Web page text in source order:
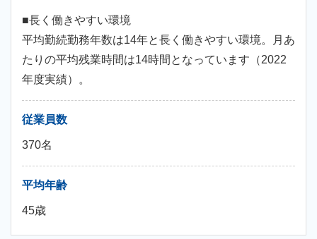
■長く働きやすい環境
平均勤続勤務年数は14年と長く働きやすい環境。月あ
たりの平均残業時間は14時間となっています（2022
年度実績）。
従業員数
370名
平均年齢
45歳